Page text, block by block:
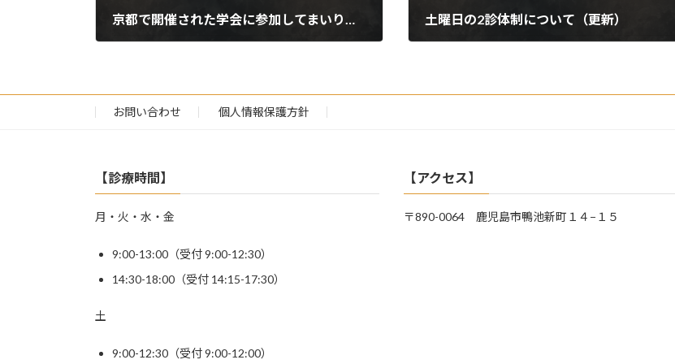
京都で開催された学会に参加してまいりました。 土曜日の2診体制について（更新）
お問い合わせ 個人情報保護方針
【診療時間】
月・火・水・金
9:00-13:00（受付 9:00-12:30）
14:30-18:00（受付 14:15-17:30）
土
9:00-12:30（受付 9:00-12:00）
【アクセス】
〒890-0064 鹿児島市鴨池新町１４−１５